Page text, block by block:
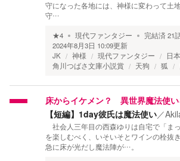
守になった各地には、神様に変わって土
守…
★4 現代ファンタジー 完結済21
2024年8月3日 10:09更新
JK
神様 現代ファンタジー
日
角川つばさ文庫小説賞
天狗 狐
床からイケメン？ 異世界魔法使い
【短編】1day彼氏は魔法使い／
社会人三年目の西森ゆりは自宅で「ま
を楽しむべく、いそいそとワインの栓抜
急に床が光だし魔法陣が…。